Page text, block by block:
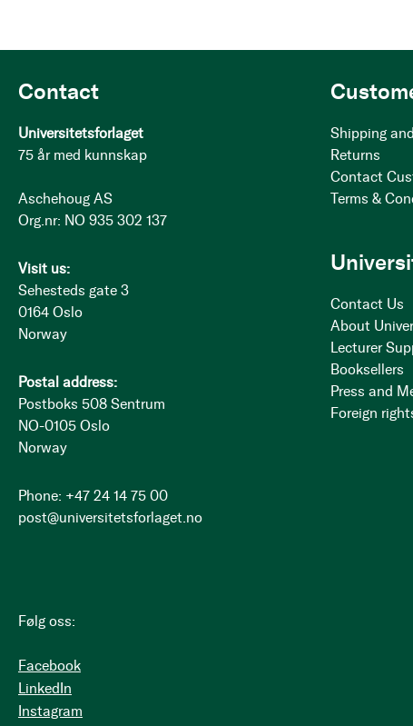
Contact
Universitetsforlaget
75 år med kunnskap
Aschehoug AS
Org.nr: NO 935 302 137
Visit us:
Sehesteds gate 3
0164 Oslo
Norway
Postal address:
Postboks 508 Sentrum
NO-0105 Oslo
Norway
Phone: +47 24 14 75 00
post@universitetsforlaget.no
Følg oss:
Facebook
LinkedIn
Instagram
Shipping
Returns
Contact
Terms &
Contact Us
About
Lecturer
Booksellers
Press and
Foreign